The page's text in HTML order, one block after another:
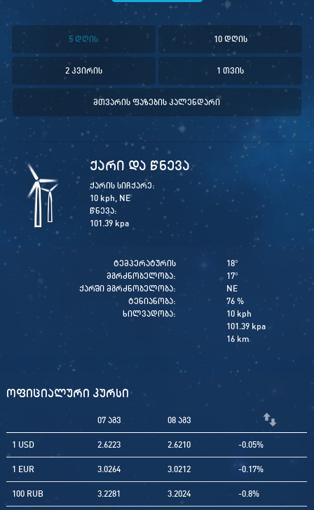
5 დღის 10 დღის
2 კვირის 1 თვის
მთვარის ფაზების კალენდარი
ქარი და წნევა
ქარის სიჩქარე:
10 kph, NE
წნევა:
101.39 kpa
ტემპერატურის
მგრძნობელობა:
ქარში მგრძნობელობა:
ტენიანობა:
ხილვადობა:
18°
17°
NE
76 %
10 kph
101.39 kpa
16 km
ოფიციალური კურსი
07 აგვ 08 აგვ
1 USD 2.6223 2.6210 -0.05%
1 EUR 3.0264 3.0212 -0.17%
100 RUB 3.2281 3.2024 -0.8%